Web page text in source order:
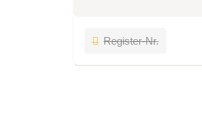
Register-Nr.